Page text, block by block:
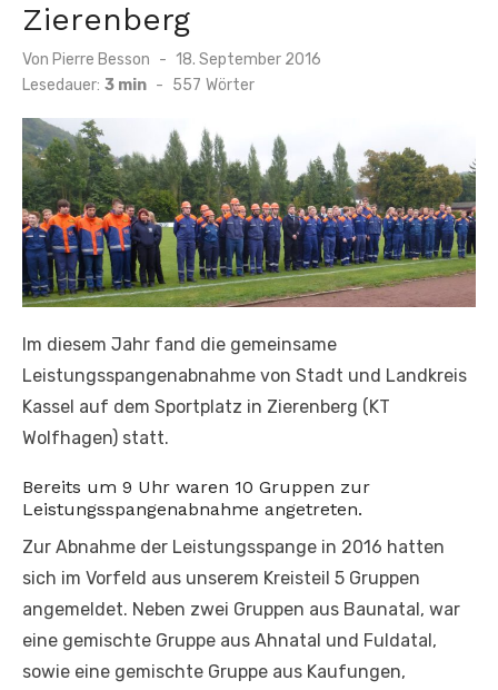
Zierenberg
Von Pierre Besson
Veröffentlicht
am
18. September 2016
Lesedauer: 3 min - 557 Wörter
Im diesem Jahr fand die gemeinsame
Leistungsspangenabnahme von Stadt und Landkreis
Kassel auf dem Sportplatz in Zierenberg (KT
Wolfhagen) statt.
Bereits um 9 Uhr waren 10 Gruppen zur
Leistungsspangenabnahme angetreten.
Zur Abnahme der Leistungsspange in 2016 hatten
sich im Vorfeld aus unserem Kreisteil 5 Gruppen
angemeldet. Neben zwei Gruppen aus Baunatal, war
eine gemischte Gruppe aus Ahnatal und Fuldatal,
sowie eine gemischte Gruppe aus Kaufungen,